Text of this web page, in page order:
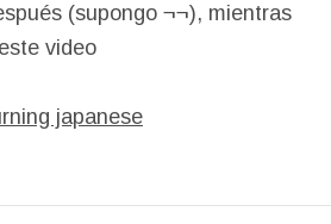
(supongo ¬¬), mientras
video
japanese